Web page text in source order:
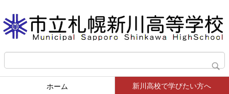
ホーム 新川高校で学びたい方へ